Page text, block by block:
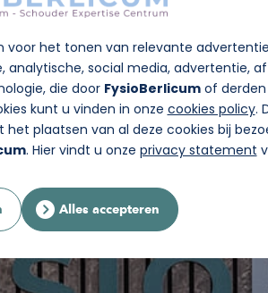
voor het tonen van relevante
analytische, social media, advertentie,
die door FysioBerlicumof derden
kunt u vinden in onze cookies policy.
plaatsen van al deze cookies bij
. Hier vindt u onze privacy statement
Alles accepteren